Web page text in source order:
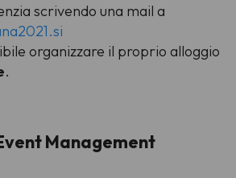
scrivendo una mail a
organizzare il proprio alloggio
.
Management